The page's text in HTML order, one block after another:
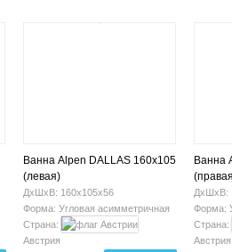
Ванна Alpen DALLAS 160x105
(левая)
ДхШхВ: 160х105х56
Форма: Угловая асимметричная
Страна:
Австрия
Ванна
ДхШхВ:
Форма:
Страна:
Австрия